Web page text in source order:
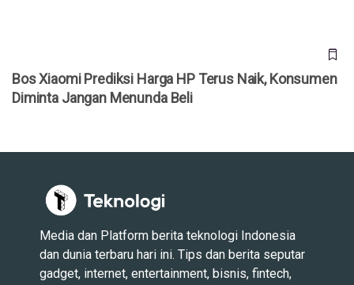
Bos Xiaomi Prediksi Harga HP Terus Naik, Konsumen
Diminta Jangan Menunda Beli
Media dan Platform berita teknologi Indonesia
dan dunia terbaru hari ini. Tips dan berita seputar
gadget, internet, entertainment, bisnis, fintech,